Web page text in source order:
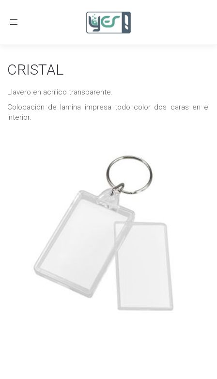
Toggle
CRISTAL
Llavero en acrílico transparente.
Colocación de lamina impresa todo color dos caras en el
interior.